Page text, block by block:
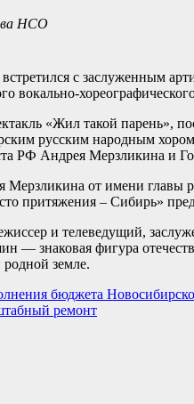
НСО
с заслуженным
вокально-
«Жил такой парень»,
русским народным
РФ Андрея Мерзликина и
от имени главы
притяжения – Сибирь»
и телеведущий,
— знаковая фигура
земле.
бюджета
ремонт